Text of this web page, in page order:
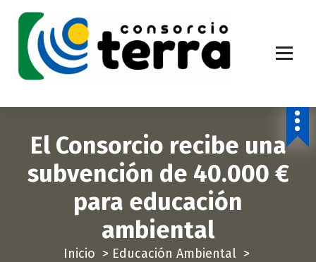
r
El Consorcio recibe una
subvención de 40.000 €
para educación
ambiental
Inicio > Educación Ambiental>